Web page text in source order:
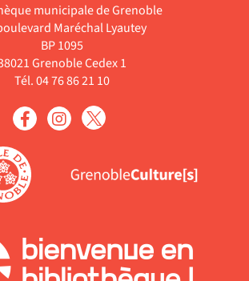
municipale de Grenoble
Maréchal Lyautey
BP 1095
Grenoble Cedex 1
Tél. 04 76 86 21 10